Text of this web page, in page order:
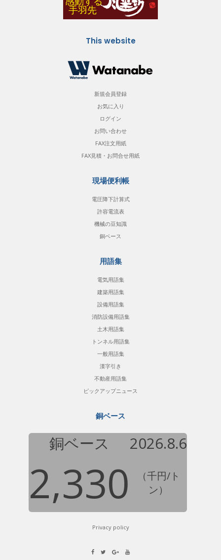
This website
新規会員登録
お気に入り
ログイン
お問い合わせ
FAX注文用紙
FAX見積・お問合せ用紙
現場便利帳
電圧降下計算式
許容電流表
機械の豆知識
銅ベース
用語集
電気用語集
建築用語集
設備用語集
消防設備用語集
土木用語集
トンネル用語集
一般用語集
漢字引き
不動産用語集
ピックアップニュース
銅ベース
銅ベース 2026.8.6
2,330
（千円/ト
ン）
Privacy policy